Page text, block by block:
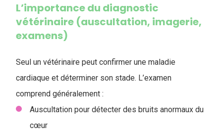
L’importance du diagnostic
vétérinaire (auscultation, imagerie,
examens)
Seul un vétérinaire peut confirmer une maladie
cardiaque et déterminer son stade. L’examen
comprend généralement :
Auscultation pour détecter des bruits anormaux du
cœur